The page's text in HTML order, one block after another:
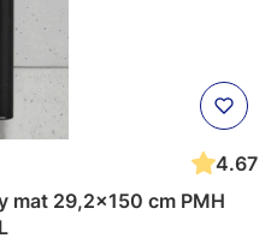
4.67
mat 29,2x150 cm PMH